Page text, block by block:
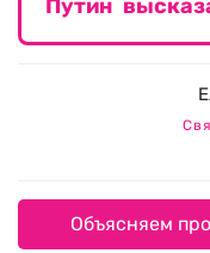
Путин
Объясняем